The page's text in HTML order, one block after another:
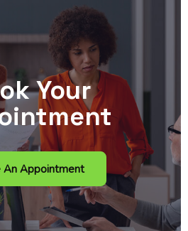
Your
An Appointment